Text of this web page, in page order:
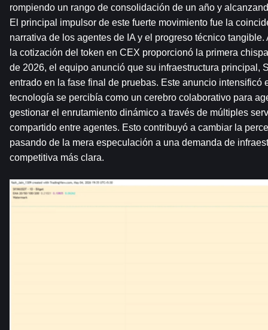
rompiendo un rango de consolidación de un año y
El principal impulsor de este fuerte movimiento fue la
narrativa de los agentes de IA y el progreso técnico
la cotización del token en CEX proporcionó la primera
de 2026, el equipo anunció que su infraestructura principal,
entrado en la fase final de pruebas. Este anuncio intensificó
tecnología se percibía como un cerebro colaborativo para
gestionar el enrutamiento dinámico a través de múltiples
compartido entre agentes. Esto contribuyó a cambiar la
pasando de la mera especulación a una demanda de
competitiva más clara.